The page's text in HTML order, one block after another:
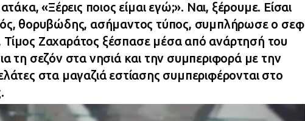
«Ξέρεις ποιος είμαι εγώ;». Ναι, ξέρουμε. Είσαι
θορυβώδης, ασήμαντος τύπος, συμπλήρωσε ο σεφ
Ζαχαράτος ξέσπασε μέσα από ανάρτησή του
τη σεζόν στα νησιά και την συμπεριφορά με την
στα μαγαζιά εστίασης συμπεριφέρονται στο